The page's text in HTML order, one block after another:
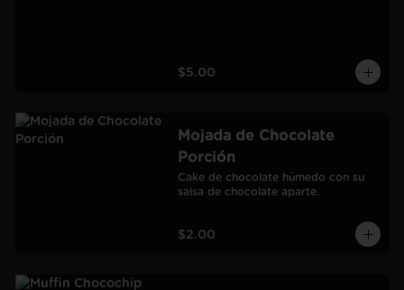
$5.00
Mojada de Chocolate
Porción
Cake de chocolate húmedo con su
salsa de chocolate aparte.
$2.00